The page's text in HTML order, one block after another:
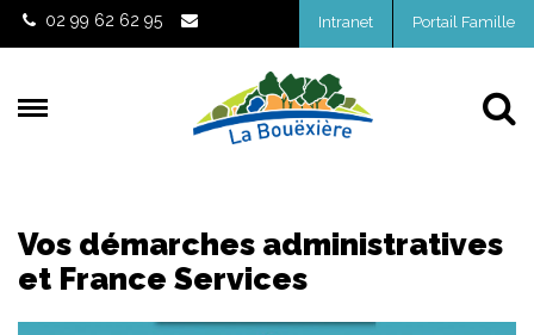
Gestion des traceurs
02 99 62 62 95 Intranet Portail Famille
Vos démarches administratives
et France Services